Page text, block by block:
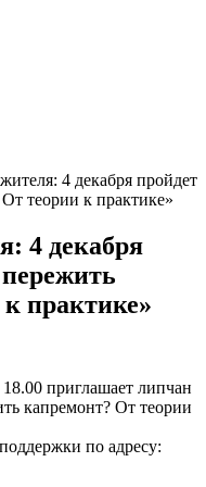
4 декабря пройдет
теории к практике»
4 декабря
практике»
приглашает липчан
капремонт? От теории
по адресу: